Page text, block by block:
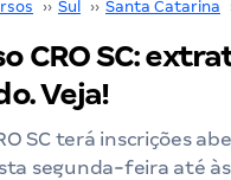
›› Sul ›› Santa Catarina
CRO SC:
Veja!
SC terá inscrições
segunda-feira até